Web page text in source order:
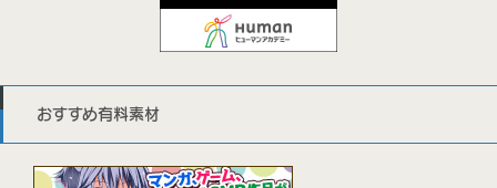
おすすめ有料素材